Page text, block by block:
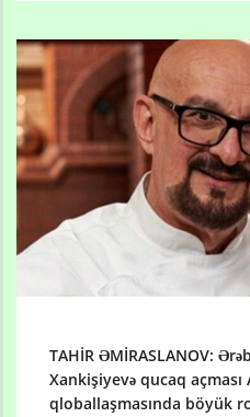
TAHİR ƏMİRASLANOV:
Xankişiyevə qucaq
qloballaşmasında böyük